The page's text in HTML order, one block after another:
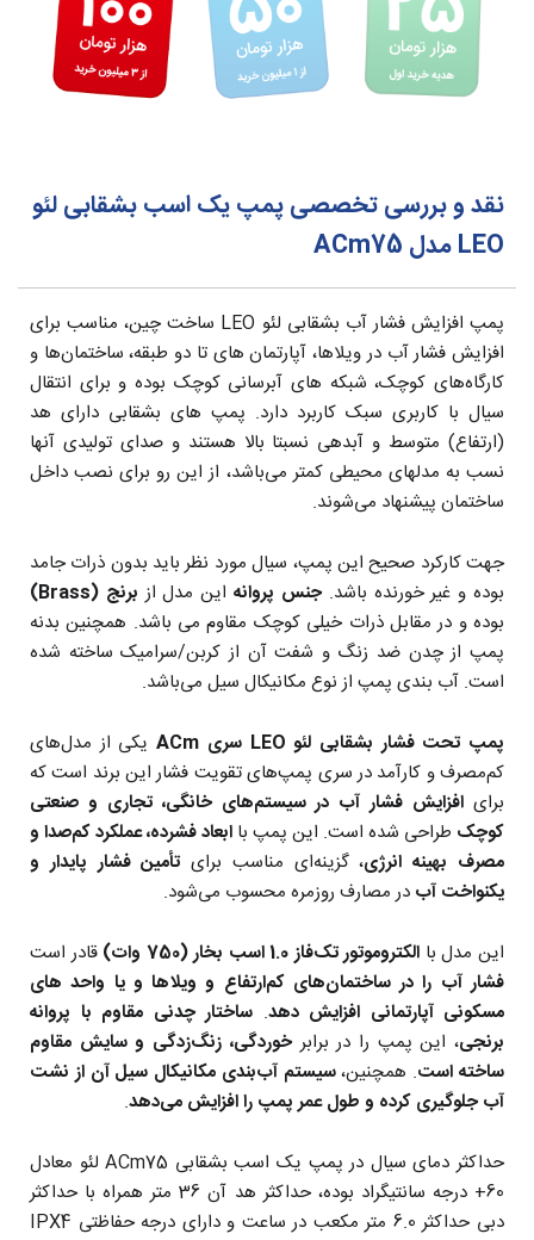
نقد و بررسی تخصصی پمپ یک اسب بشقابی لئو
LEO مدل ACm75
پمپ افزایش فشار آب بشقابی لئو LEO ساخت چین، مناسب برای
افزایش فشار آب در ویلاها، آپارتمان های تا دو طبقه، ساختمان‌ها و
کارگاه‌های کوچک، شبکه های آبرسانی کوچک بوده و برای انتقال
سیال با کاربری سبک کاربرد دارد. پمپ های بشقابی دارای هد
(ارتفاع) متوسط و آبدهی نسبتا بالا هستند و صدای تولیدی آنها
نسب به مدلهای محیطی کمتر می‌باشد، از این رو برای نصب داخل
ساختمان پیشنهاد می‌شوند.
جهت کارکرد صحیح این پمپ، سیال مورد نظر باید بدون ذرات جامد
بوده و غیر خورنده باشد.جنس پروانهاین مدل از برنج (Brass)
بوده و در مقابل ذرات خیلی کوچک مقاوم می باشد. همچنین بدنه
پمپ از چدن ضد زنگ و شفت آن از کربن/سرامیک ساخته شده
است. آب بندی پمپ از نوع مکانیکال سیل می‌باشد.
پمپ تحت فشار بشقابی لئو LEO سری ACm
یکی از مدل‌های
کم‌مصرف و کارآمد در سری پمپ‌های تقویت فشار این برند است که
برای افزایش فشار آب در سیستم‌های خانگی، تجاری و صنعتی
کوچک طراحی شده است. این پمپ با ابعاد فشرده، عملکرد کم‌صدا و
مصرف بهینه انرژی، گزینه‌ای مناسب برای تأمین فشار پایدار و
یکنواخت آب در مصارف روزمره محسوب می‌شود.
این مدل با الکتروموتور تک‌فاز 1.0 اسب بخار (750 وات)
قادر است
فشار آب را در ساختمان‌های کم‌ارتفاع و ویلاها و یا واحد های
مسکونی آپارتمانی افزایش دهد. ساختار چدنی مقاوم با پروانه
برنجی، این پمپ را در برابرخوردگی، زنگ‌زدگی و سایش مقاوم
ساخته است. همچنین،سیستم آب‌بندی مکانیکال سیل آن از نشت
آب جلوگیری کرده و طول عمر پمپ را افزایش می‌دهد.
حداکثر دمای سیال در پمپ یک اسب بشقابی ACm75 لئو معادل
60+ درجه سانتیگراد بوده، حداکثر هد آن 36 متر همراه با حداکثر
دبی حداکثر 6.0 متر مکعب در ساعت و دارای درجه حفاظتی IPX4